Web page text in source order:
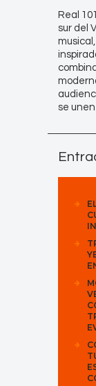
Real
sur del
se